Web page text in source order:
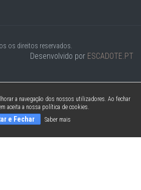
os direitos reservados.
Desenvolvido por ESCADOTE.PT
a navegação dos nossos utilizadores. Ao fechar
aceita a nossa política de cookies.
e Fechar Saber mais